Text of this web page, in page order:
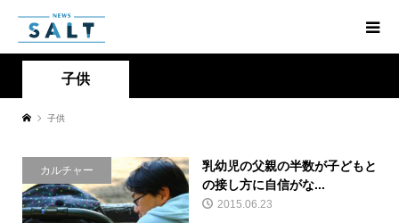
子供
子供
カルチャー
乳幼児の父親の半数が子どもと
の接し方に自信がな...
2015.06.23